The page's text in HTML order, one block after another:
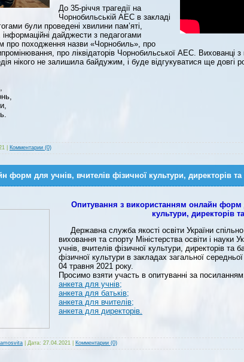
До 35-річчя трагедії на
Чорнобильській АЕС в закладі
були проведені хвилини пам’яті,
інформаційні дайджести з педагогами
про походження назви «Чорнобиль», про
про ліквідаторів Чорнобильської АЕС. Вихованці
нікого не залишила байдужим, і буде відгукуватися ще довгі
Комментарии (0)
для учнів, вчителів фізичної культури, директорів та
Опитування з використанням онлайн форм
культури, директорів
Державна служба якості освіти України
виховання та спорту Міністерства освіти і науки
учнів, вчителів фізичної культури, директорів та
фізичної культури в закладах загальної
04 травня 2021 року.
Просимо взяти участь в опитуванні за
анкета для учнів;
анкета для батьків;
анкета для вчителів;
анкета для директорів.
Дата: 27.04.2021 Комментарии (0)